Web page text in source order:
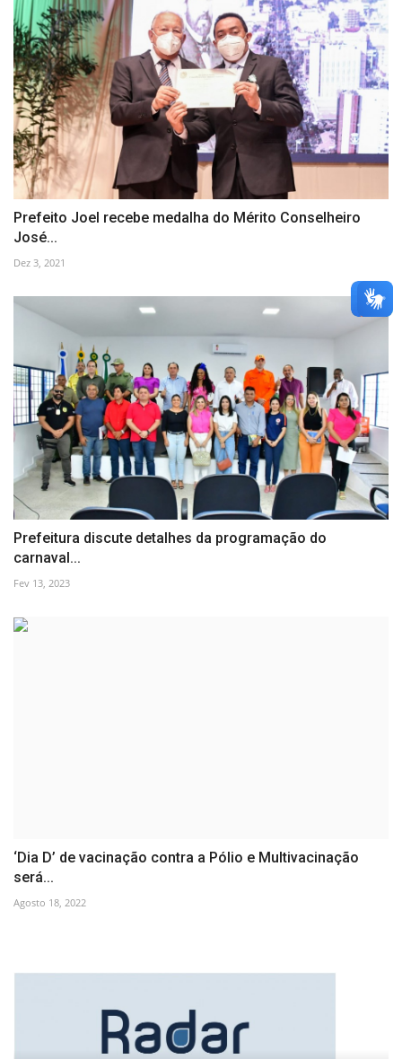
Prefeito Joel recebe medalha do Mérito Conselheiro
José...
Dez 3, 2021
Prefeitura discute detalhes da programação do
carnaval...
Fev 13, 2023
‘Dia D’ de vacinação contra a Pólio e Multivacinação
será...
Agosto 18, 2022